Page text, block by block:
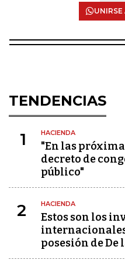
TENDENCIAS
1 HACIENDA
"En las
decreto de
público"
2 HACIENDA
Estos son los
posesión de De